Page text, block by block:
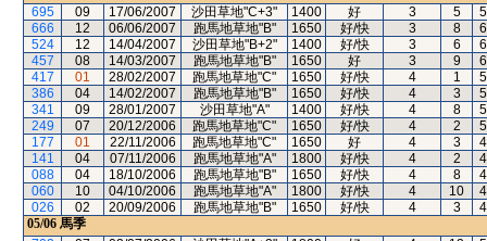
695
09 17/06/2007 沙田草地"C+3" 1400 好 3 5
666
12 06/06/2007 跑馬地草地"B" 1650 好/快 3 8
524
12 14/04/2007 沙田草地"B+2" 1400 好/快 3 6
457
08 14/03/2007 跑馬地草地"B" 1650 好 3 9
417
01 28/02/2007 跑馬地草地"C" 1650 好/快 4 1
386
04 14/02/2007 跑馬地草地"B" 1650 好/快 4 3
341
09 28/01/2007 沙田草地"A" 1400 好/快 4 8
249
07 20/12/2006 跑馬地草地"C" 1650 好/快 4 2
177
01 22/11/2006 跑馬地草地"C" 1650 好 4 3
141
04 07/11/2006 跑馬地草地"A" 1800 好/快 4 2
088
04 18/10/2006 跑馬地草地"B" 1650 好/快 4 8
060
10 04/10/2006 跑馬地草地"A" 1800 好/快 4 10
026
02 20/09/2006 跑馬地草地"B" 1650 好/快 4 3
05/06 馬季